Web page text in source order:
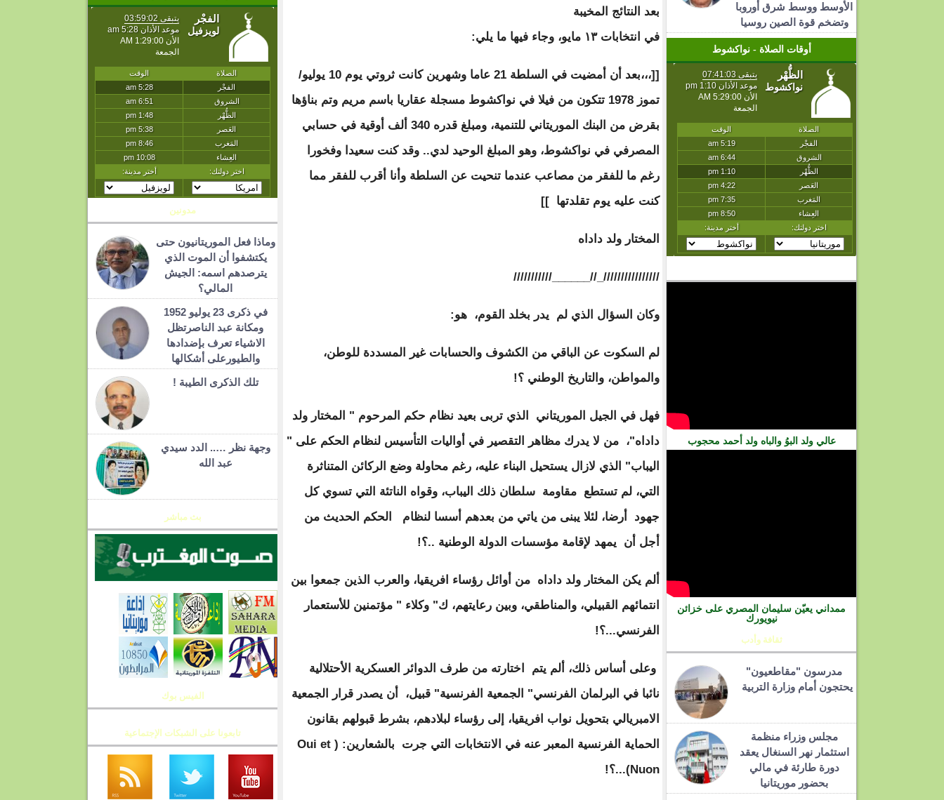
الأوسط ووسط شرق أوروبا
وتضخم قوة الصين روسيا
أوقات الصلاة - نواكشوط
عالي ولد البوُ والباه ولد أحمد محجوب
ممداني يعيّن سليمان المصري على خزائن
نيويورك
ثقافة وأدب
مدرسون "مقاطعيون"
يحتجون أمام وزارة التربية
مجلس وزراء منظمة
استثمار نهر السنغال يعقد
دورة طارئة في مالي
بحضور موريتانيا
بعد النتائج المخيبة
في انتخابات ١٣ مايو، وجاء فيها ما يلي:
[[،،،بعد أن أمضيت في السلطة 21 عاما وشهرين كانت ثروتي يوم 10 يوليو/
تموز 1978 تتكون من فيلا في نواكشوط مسجلة عقاريا باسم مريم وتم بناؤها
بقرض من البنك الموريتاني للتنمية، ومبلغ قدره 340 ألف أوقية في حسابي
المصرفي في نواكشوط، وهو المبلغ الوحيد لدي.. وقد كنت سعيدا وفخورا
رغم ما للفقر من مصاعب عندما تنحيت عن السلطة وأنا أقرب للفقر مما
كنت عليه يوم تقلدتها ]]
المختار ولد داداه
////////////////_//______///////////
وكان السؤال الذي لم يدر بخلد القوم، هو:
لم السكوت عن الباقي من الكشوف والحسابات غير المسددة للوطن،
والمواطن، والتاريخ الوطني ؟!
فهل في الجيل الموريتاني الذي تربى بعيد نظام حكم المرحوم " المختار ولد
داداه"، من لا يدرك مظاهر التقصير في أواليات التأسيس لنظام الحكم على "
اليباب" الذي لازال يستحيل البناء عليه، رغم محاولة وضع الركائن المتناثرة
التي، لم تستطع مقاومة سلطان ذلك اليباب، وقواه الناتئة التي تسوي كل
جهود أرضا، لئلا يبنى من ياتي من بعدهم أسسا لنظام الحكم الحديث من
أجل أن يمهد لإقامة مؤسسات الدولة الوطنية ..؟!
ألم يكن المختار ولد داداه من أوائل رؤساء افريقيا، والعرب الذين جمعوا بين
انتمائهم القبيلي، والمناطقي، وبين رعايتهم، ك" وكلاء " مؤتمنين للأستعمار
الفرنسي...؟!
وعلى أساس ذلك، ألم يتم اختارته من طرف الدوائر العسكرية الأحتلالية
نائبا في البرلمان الفرنسي" الجمعية الفرنسية" قبيل، أن يصدر قرار الجمعية
الامبريالي بتحويل نواب افريقيا، إلى رؤساء لبلادهم، بشرط قبولهم بقانون
الحماية الفرنسية المعبر عنه في الانتخابات التي جرت بالشعارين: ( Oui et
Nuon)...؟!
مدونين
وماذا فعل الموريتانيون حتى
يكتشفوا أن الموت الذي
يترصدهم اسمه: الجيش
المالي؟
في ذكرى 23 يوليو 1952
ومكانة عبد الناصرتظل
الاشياء تعرف بإضدادها
والطيورعلى أشكالها
تلك الذكرى الطيبة !
وجهة نظر ….. الدد سيدي
عبد الله
بث مباشر
الفيس بوك
تابعونا على الشبكات الإجتماعية